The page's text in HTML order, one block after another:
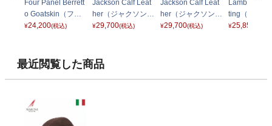
Four Panel Berrett
o Goatskin（フォ
ーパネルベレット
¥24,200(税込)
Jackson Calf Leat
her（ジャクソン
カーフレザー） G
¥29,700(税込)
Jackson Calf Leat
her（ジャクソン
カーフレザー） G
¥29,700(税込)
Lamb
ting（ラムレ
ハンチング
¥25,850
最近閲覧した商品